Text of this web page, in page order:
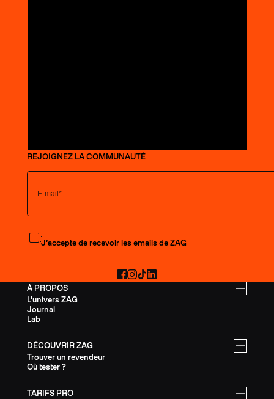
À PROPOS
L'univers ZAG
Journal
Lab
DÉCOUVRIR ZAG
Trouver un revendeur
Où tester ?
TARIFS PRO
REJOIGNEZ LA COMMUNAUTÉ
S'abonner à la newsletter
J’accepte de recevoir les emails de ZAG
Facebook
Instagram
TikTokLinkedIn